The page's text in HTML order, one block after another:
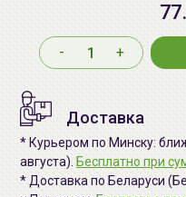
- +
Доставка
* Курьером по Минску:
августа). Бесплатно при
* Доставка по Беларуси